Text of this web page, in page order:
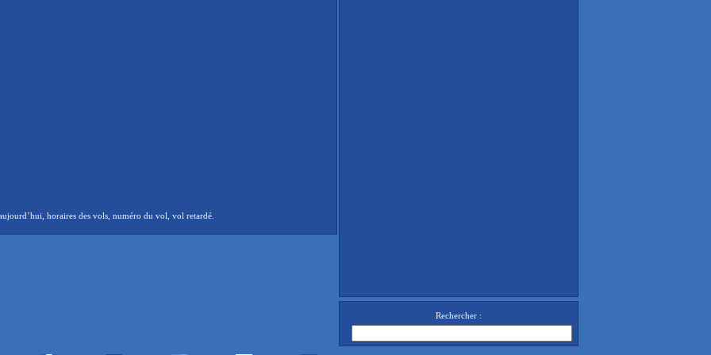
horaires des vols, numéro du vol, vol retardé.
Rechercher :